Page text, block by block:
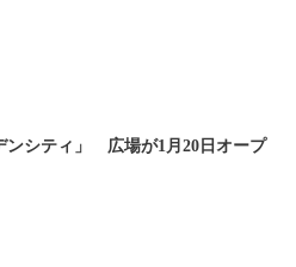
ンシティ」 広場が1月20日オープ